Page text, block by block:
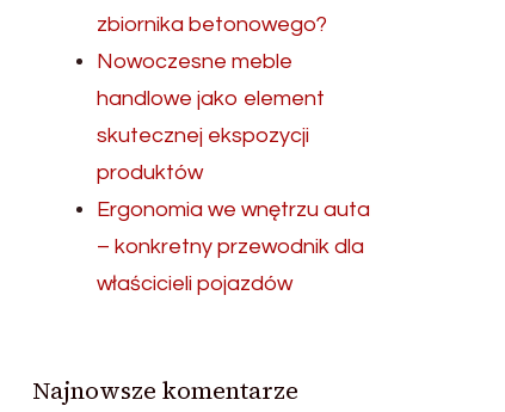
zbiornika betonowego?
Nowoczesne meble
handlowe jako element
skutecznej ekspozycji
produktów
Ergonomia we wnętrzu auta
– konkretny przewodnik dla
właścicieli pojazdów
Najnowsze komentarze